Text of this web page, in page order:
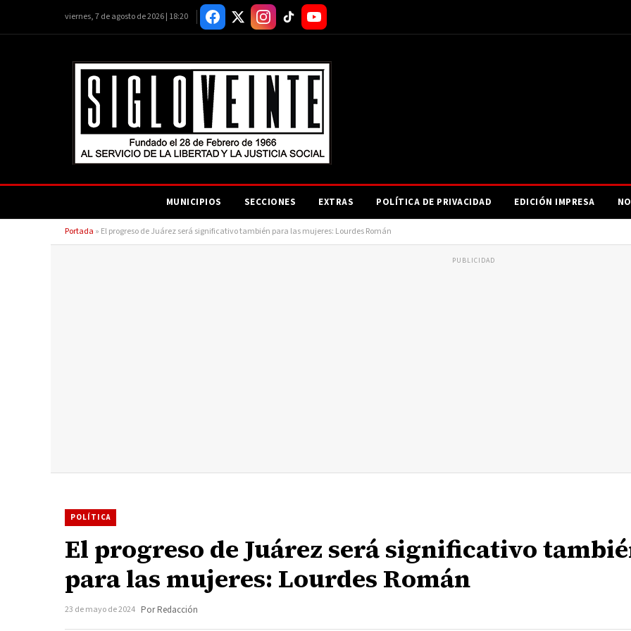
viernes, 7 de agosto de 2026 | 18:20
MUNICIPIOS SECCIONES EXTRAS POLÍTICA DE PRIVACIDAD EDICIÓN IMPRESA
Portada » El progreso de Juárez será significativo también para las mujeres: Lourdes Román
PUBLICIDAD
POLÍTICA
El progreso de Juárez será significativo
para las mujeres: Lourdes Román
23 de mayo de 2024 Por Redacción